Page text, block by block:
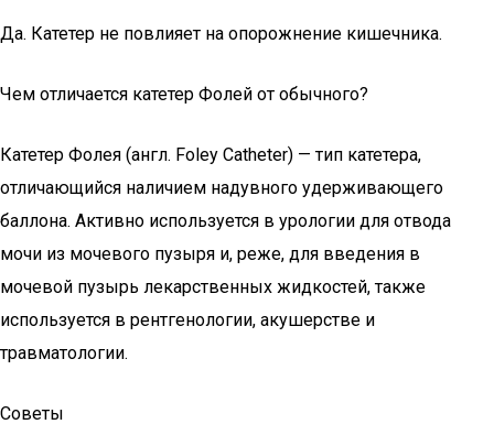
Да. Катетер не повлияет на опорожнение кишечника.
Чем отличается катетер Фолей от обычного?
Катетер Фолея (англ. Foley Catheter) — тип катетера,
отличающийся наличием надувного удерживающего
баллона. Активно используется в урологии для отвода
мочи из мочевого пузыря и, реже, для введения в
мочевой пузырь лекарственных жидкостей, также
используется в рентгенологии, акушерстве и
травматологии.
Советы